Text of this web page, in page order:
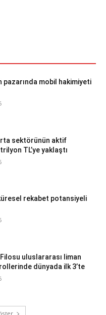
pazarında mobil hakimiyeti
sektörünün aktif
TL’ye yaklaştı
rekabet potansiyeli
uluslararası liman
dünyada ilk 3’te